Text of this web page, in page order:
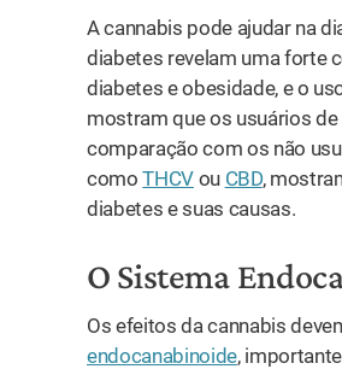
A cannabis pode ajudar na
diabetes revelam uma forte
diabetes e obesidade, e o
mostram que os usuários
comparação com os não
como THCVou CBD,
diabetes e suas causas.
O Sistema
Os efeitos da cannabis
endocanabinoide,